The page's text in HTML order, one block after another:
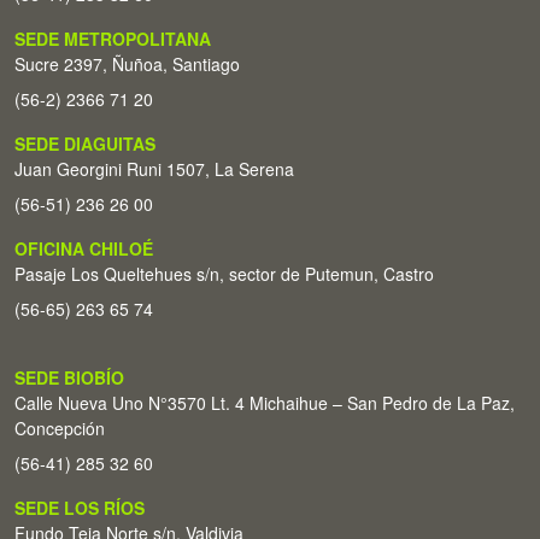
SEDE METROPOLITANA
Sucre 2397, Ñuñoa, Santiago
(56-2) 2366 71 20
SEDE DIAGUITAS
Juan Georgini Runi 1507, La Serena
(56-51) 236 26 00
OFICINA CHILOÉ
Pasaje Los Queltehues s/n, sector de Putemun, Castro
(56-65) 263 65 74
SEDE BIOBÍO
Calle Nueva Uno N°3570 Lt. 4 Michaihue – San Pedro de La Paz,
Concepción
(56-41) 285 32 60
SEDE LOS RÍOS
Fundo Teja Norte s/n. Valdivia